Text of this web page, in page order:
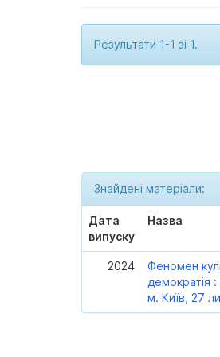
Результати 1-1 зі 1.
Знайдені матеріали:
Дата
випуску
Назва
2024
Феномен
демократія
м. Київ, 27